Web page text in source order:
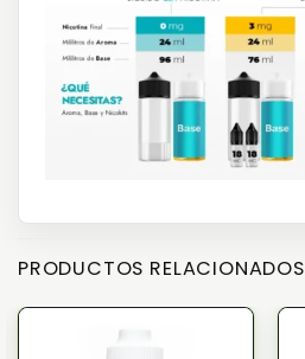
PRODUCTOS RELACIONADOS